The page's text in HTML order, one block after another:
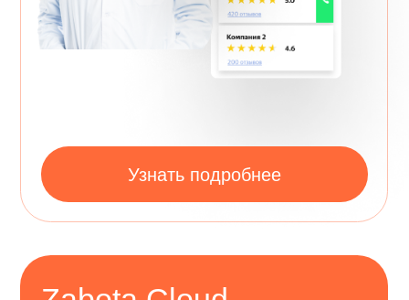
искусственного интеллекта GhatGPT.